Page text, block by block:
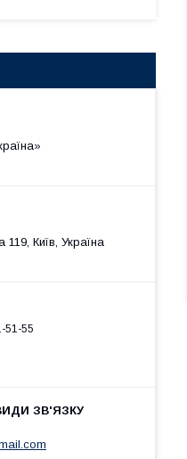
119, Київ, Україна
51-55